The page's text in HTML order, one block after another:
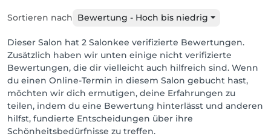
Sortieren nach Bewertung - Hoch bis niedrig
Dieser Salon hat 2 Salonkee verifizierte Bewertungen.
Zusätzlich haben wir unten einige nicht verifizierte
Bewertungen, die dir vielleicht auch hilfreich sind. Wenn
du einen Online-Termin in diesem Salon gebucht hast,
möchten wir dich ermutigen, deine Erfahrungen zu
teilen, indem du eine Bewertung hinterlässt und anderen
hilfst, fundierte Entscheidungen über ihre
Schönheitsbedürfnisse zu treffen.